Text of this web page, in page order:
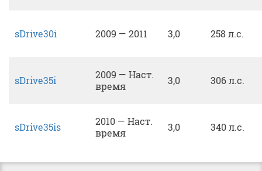
sDrive30i 2009 — 2011 3,0 258 л.с.
sDrive35i
2009 — Наст.
время
3,0 306 л.с.
sDrive35is
2010 — Наст.
время
3,0 340 л.с.